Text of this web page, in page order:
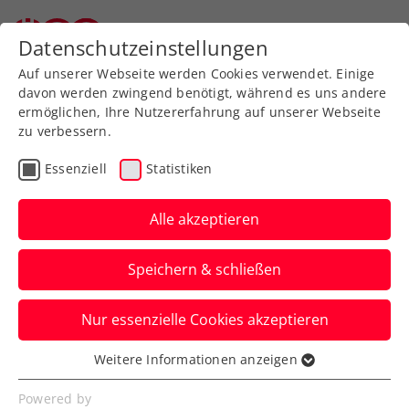
Aktuelle News
News filtern
Datenschutzeinstellungen
Auf unserer Webseite werden Cookies verwendet. Einige
davon werden zwingend benötigt, während es uns andere
ermöglichen, Ihre Nutzererfahrung auf unserer Webseite
zu verbessern.
Essenziell Statistiken
Alle akzeptieren
Speichern & schließen
Nur essenzielle Cookies akzeptieren
Essenziell
Essenzielle Cookies werden für grundlegende
Weitere Informationen anzeigen
Powered by